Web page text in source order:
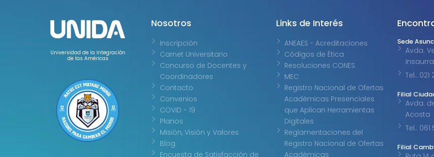
Universidad de la Integración
de las Américas
Nosotros
Inscripción
Carnet Universitario
Concurso de Docentes y
Coordinadores
Contacto
Convenios
COVID - 19
Planos
Misión, Visión y Valores
Blog
Encuesta de Satisfacción de
Links de Interés
ANEAES - Acreditaciones
Códigos de Ética
Resoluciones CONES
MEC
Registro Nacional de Ofertas
Académicas Presenciales
que Aplican Herramientas
Digitales
Reglamentaciones del
Registro Nacional de Ofertas
Académicas
Sede
Avda.
Tel.:
Filial
Avda.
Acosta
Tel.: 061
Filial